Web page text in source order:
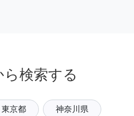
ら検索する
東京都 神奈川県